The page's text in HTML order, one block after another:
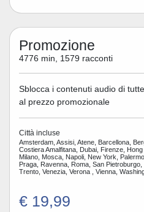
Promozione
4776 min, 1579 racconti
Sblocca i contenuti audio di
al prezzo promozionale
Città incluse
Amsterdam, Assisi, Atene, Barcellona,
Costiera Amalfitana, Dubai, Firenze,
Milano, Mosca, Napoli, New York,
Praga, Ravenna, Roma, San
Trento, Venezia, Verona , Vienna,
€ 19,99